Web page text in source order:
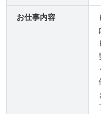
お仕事内容